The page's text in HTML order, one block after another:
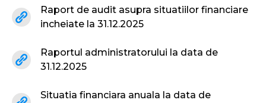
Raport de audit asupra situatiilor financiare
incheiate la 31.12.2025
Raportul administratorului la data de
31.12.2025
Situatia financiara anuala la data de